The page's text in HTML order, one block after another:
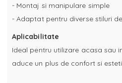
- Montaj si manipulare simple
- Adaptat pentru diverse stiluri
Aplicabilitate
Ideal pentru utilizare acasa sau
aduce un plus de confort si